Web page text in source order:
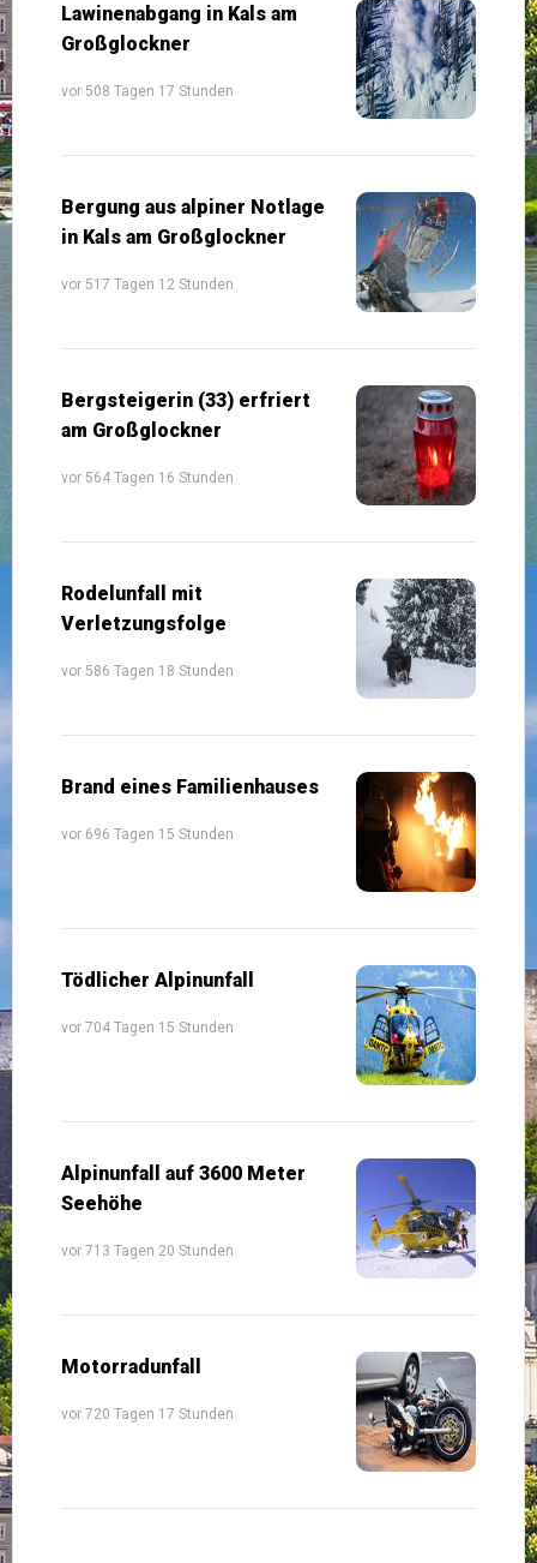
Lawinenabgang in Kals am
Großglockner
vor 508 Tagen 17 Stunden
Bergung aus alpiner Notlage
in Kals am Großglockner
vor 517 Tagen 12 Stunden
Bergsteigerin (33) erfriert
am Großglockner
vor 564 Tagen 16 Stunden
Rodelunfall mit
Verletzungsfolge
vor 586 Tagen 18 Stunden
Brand eines Familienhauses
vor 696 Tagen 15 Stunden
Tödlicher Alpinunfall
vor 704 Tagen 15 Stunden
Alpinunfall auf 3600 Meter
Seehöhe
vor 713 Tagen 20 Stunden
Motorradunfall
vor 720 Tagen 17 Stunden